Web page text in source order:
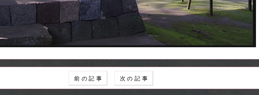
前 の 記 事 次 の 記 事